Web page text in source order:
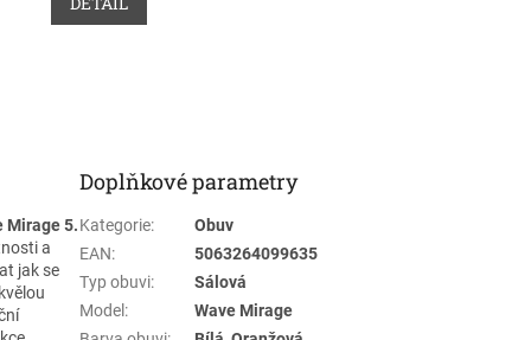
Mirage 5.
a
jak se
Doplňkové parametry
Kategorie:
Obuv
EAN:
5063264099635
Typ obuvi:
Sálová
Model :
Wave Mirage